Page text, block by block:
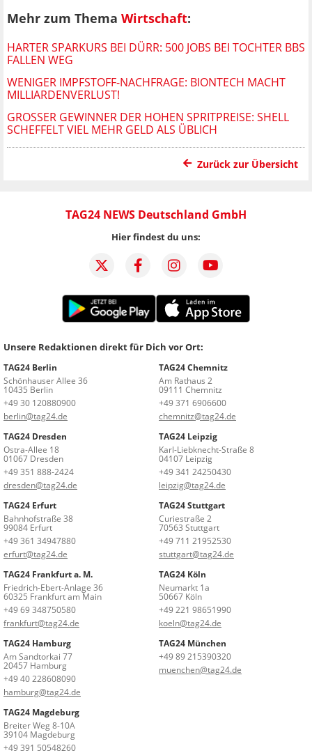
Mehr zum Thema Wirtschaft:
HARTER SPARKURS BEI DÜRR: 500 JOBS BEI TOCHTER BBS
FALLEN WEG
WENIGER IMPFSTOFF-NACHFRAGE: BIONTECH MACHT
MILLIARDENVERLUST!
GROSSER GEWINNER DER HOHEN SPRITPREISE: SHELL S
CHEFFELT VIEL MEHR GELD ALS ÜBLICH
Zurück zur Übersicht
TAG24 NEWS Deutschland GmbH
Hier findest du uns:
Unsere Redaktionen direkt für Dich vor Ort:
TAG24 Berlin
Schönhauser Allee 36
10435 Berlin
+49 30 120880900
berlin@tag24.de
TAG24 Chemnitz
Am Rathaus 2
09111 Chemnitz
+49 371 6906600
chemnitz@tag24.de
TAG24 Dresden
Ostra-Allee 18
01067 Dresden
+49 351 888-2424
dresden@tag24.de
TAG24 Leipzig
Karl-Liebknecht-Straße 8
04107 Leipzig
+49 341 24250430
leipzig@tag24.de
TAG24 Erfurt
Bahnhofstraße 38
99084 Erfurt
+49 361 34947880
erfurt@tag24.de
TAG24 Stuttgart
Curiestraße 2
70563 Stuttgart
+49 711 21952530
stuttgart@tag24.de
TAG24 Frankfurt a. M.
Friedrich-Ebert-Anlage 36
60325 Frankfurt am Main
+49 69 348750580
frankfurt@tag24.de
TAG24 Köln
Neumarkt 1a
50667 Köln
+49 221 98651990
koeln@tag24.de
TAG24 Hamburg
Am Sandtorkai 77
20457 Hamburg
+49 40 228608090
hamburg@tag24.de
TAG24 München
+49 89 215390320
muenchen@tag24.de
TAG24 Magdeburg
Breiter Weg 8-10A
39104 Magdeburg
+49 391 50548260